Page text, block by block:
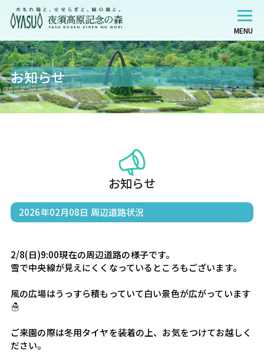
MENU
お知らせ
お知らせ
2026年02月08日 周辺道路状況
2/8(日)9:00現在の周辺道路の様子です。
雪で中央線が見えにくくなっているところもございます。
風の広場はうっすら積もっていて白い景色が広がっています
☃️
ご来園の際は冬用タイヤを装着の上、お気をつけてお越しく
ださい。